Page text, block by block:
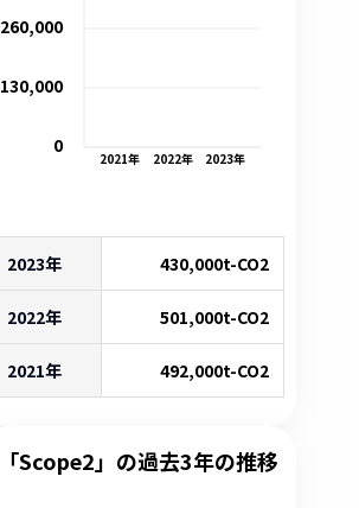
2021年 2022年 2023年
0
130,000
260,000
2023年 430,000t-CO2
2022年 501,000t-CO2
2021年 492,000t-CO2
「Scope2」の過去3年の推移